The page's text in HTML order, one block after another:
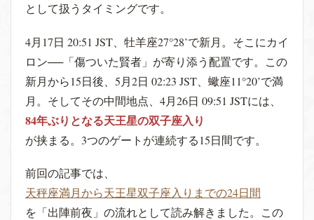
として扱うタイミングです。
4月17日 20:51 JST、牡羊座27°28’で新月。そこにカイ
ロン──「傷ついた賢者」が寄り添う配置です。この
新月から15日後、5月2日 02:23 JST、蠍座11°20’で満
月。そしてその中間地点、4月26日 09:51 JSTには、
84年ぶりとなる天王星の双子座入り
が挟まる。3つのゲートが連続する15日間です。
前回の記事では、
天秤座満月から天王星双子座入りまでの24日間
を「出陣前夜」の流れとして読み解きました。この